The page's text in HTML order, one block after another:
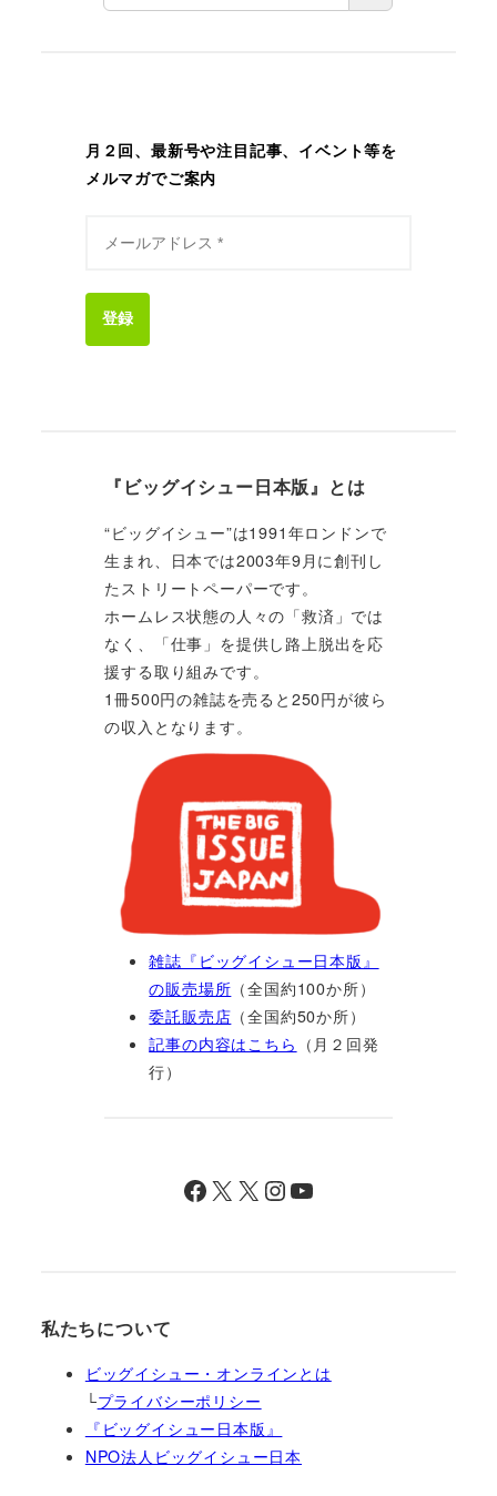
月２回、最新号や注目記事、イベント等を
メルマガでご案内
登録
『ビッグイシュー日本版』とは
“ビッグイシュー”は1991年ロンドンで
生まれ、日本では2003年9月に創刊し
たストリートペーパーです。
ホームレス状態の人々の「救済」では
なく、「仕事」を提供し路上脱出を応
援する取り組みです。
1冊500円の雑誌を売ると250円が彼ら
の収入となります。
雑誌『ビッグイシュー日本版』
の販売場所 （全国約100か所）
委託販売店 （全国約50か所）
記事の内容はこちら （月２回発
行）
Facebook X X InstagramYouTube
私たちについて
ビッグイシュー・オンラインとは
└プライバシーポリシー
『ビッグイシュー日本版』
NPO法人ビッグイシュー日本